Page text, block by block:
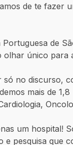
de te fazer
Portuguesa de
olhar único para
no discurso,
mais de
um hospital!
e pesquisa que